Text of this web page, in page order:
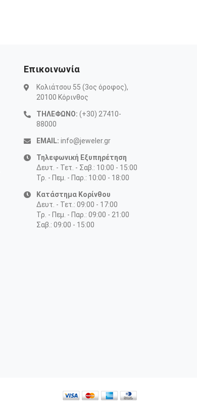
Επικοινωνία
Κολιάτσου 55 (3ος όροφος),
20100 Κόρινθος
ΤΗΛΕΦΩΝΟ: (+30) 27410-
88000
EMAIL: info@jeweler.gr
Τηλεφωνική Εξυπηρέτηση
Δευτ. - Τετ. - Σαβ.: 10:00 - 15:00
Τρ. - Πεμ. - Παρ.: 10:00 - 18:00
Κατάστημα Κορίνθου
Δευτ. - Τετ.: 09:00 - 17:00
Τρ. - Πεμ. - Παρ.: 09:00 - 21:00
Σαβ.: 09:00 - 15:00